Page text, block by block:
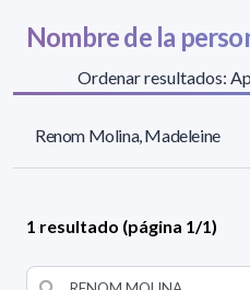
Nombre de la
Ordenar resultados:
Renom Molina, Madeleine
1 resultado (página 1/1)